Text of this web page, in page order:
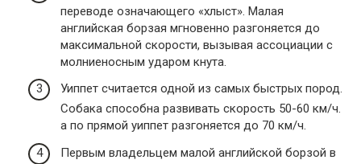
переводе означающего «хлыст». Малая
английская борзая мгновенно разгоняется до
максимальной скорости, вызывая ассоциации с
молниеносным ударом кнута.
Уиппет считается одной из самых быстрых пород.
Собака способна развивать скорость 50-60 км/ч.
а по прямой уиппет разгоняется до 70 км/ч.
Первым владельцем малой английской борзой в